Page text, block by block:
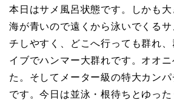
本日はサメ風呂状態です。しかも大
海が青いので遠くから泳いでくる
チしやすく、どこへ行っても群れ
イブでハンマー大群れです。オオ
た。そしてメーター級の特大カン
です。今日は並泳・根待ちとゆった